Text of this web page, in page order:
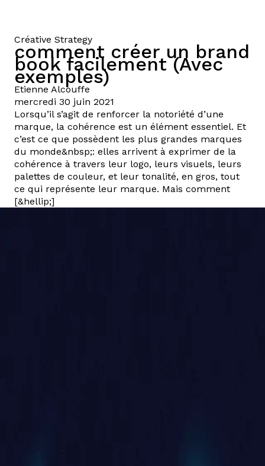
Créative Strategy
comment créer un brand
book facilement (Avec
exemples)
Etienne Alcouffe
mercredi 30 juin 2021
Lorsqu’il s’agit de renforcer la notoriété d’une
marque, la cohérence est un élément essentiel. Et
c’est ce que possèdent les plus grandes marques
du monde&nbsp;: elles arrivent à exprimer de la
cohérence à travers leur logo, leurs visuels, leurs
palettes de couleur, et leur tonalité, en gros, tout
ce qui représente leur marque. Mais comment
[&hellip;]